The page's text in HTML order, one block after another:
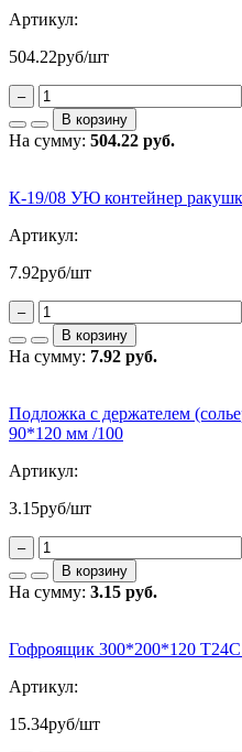
Артикул:
504.22руб/шт
–
В корзину
На сумму: 504.22 руб.
К-19/08 УЮ контейнер
Артикул:
7.92руб/шт
–
В корзину
На сумму: 7.92 руб.
Подложка с держателем
90*120 мм /100
Артикул:
3.15руб/шт
–
В корзину
На сумму: 3.15 руб.
Гофроящик 300*200*120
Артикул:
15.34руб/шт